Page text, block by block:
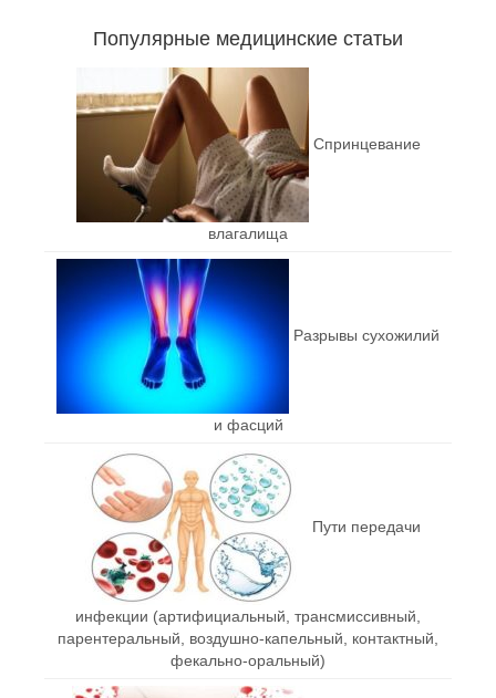
Популярные медицинские статьи
Спринцевание
влагалища
Разрывы сухожилий
и фасций
Пути передачи
инфекции (артифициальный, трансмиссивный,
парентеральный, воздушно-капельный, контактный,
фекально-оральный)